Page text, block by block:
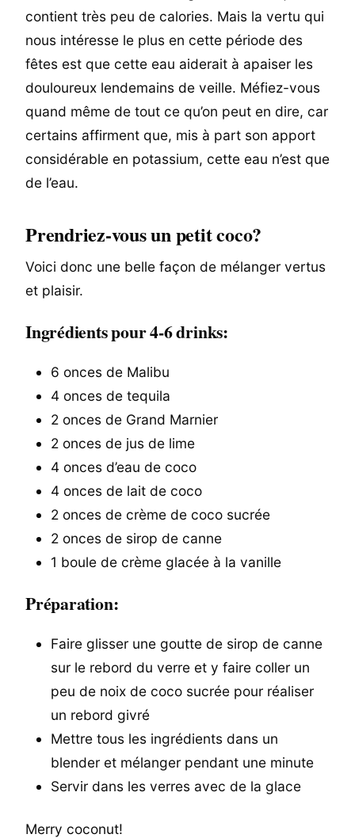
contient très peu de calories. Mais la vertu qui
nous intéresse le plus en cette période des
fêtes est que cette eau aiderait à apaiser les
douloureux lendemains de veille. Méfiez-vous
quand même de tout ce qu’on peut en dire, car
certains affirment que, mis à part son apport
considérable en potassium, cette eau n’est que
de l’eau.
Prendriez-vous un petit coco?
Voici donc une belle façon de mélanger vertus
et plaisir.
Ingrédients pour 4-6 drinks:
6 onces de Malibu
4 onces de tequila
2 onces de Grand Marnier
2 onces de jus de lime
4 onces d’eau de coco
4 onces de lait de coco
2 onces de crème de coco sucrée
2 onces de sirop de canne
1 boule de crème glacée à la vanille
Préparation:
Faire glisser une goutte de sirop de canne
sur le rebord du verre et y faire coller un
peu de noix de coco sucrée pour réaliser
un rebord givré
Mettre tous les ingrédients dans un
blender et mélanger pendant une minute
Servir dans les verres avec de la glace
Merry coconut!